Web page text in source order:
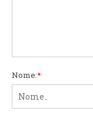
Nome:*